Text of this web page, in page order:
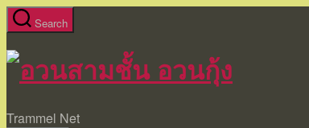
Skip
to
the
content
Search
Trammel Net